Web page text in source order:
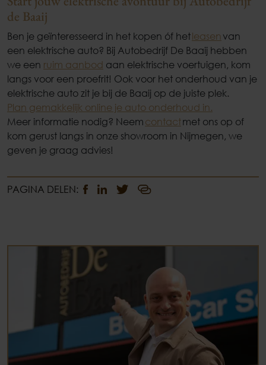
de Baaij
Ben je geïnteresseerd in het kopen óf hetleasen van
een elektrische auto? Bij Autobedrijf De Baaij hebben
we een ruim aanbod aan elektrische voertuigen, kom
langs voor een proefrit! Ook voor het onderhoud van je
elektrische auto zit je bij de Baaij op de juiste plek.
Plan gemakkelijk online je auto onderhoud in.
Meer informatie nodig? Neem contactmet ons op of
kom gerust langs in onze showroom in Nijmegen, we
geven je graag advies!
PAGINA DELEN: